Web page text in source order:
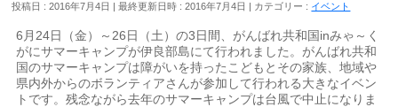
投稿日 : 2016年7月4日 最終更新日時 : 2016年7月4日 カテゴリー : イベント
6月24日（金）～26日（土）の3日間、がんばれ共和国inみゃ～く
がにサマーキャンプが伊良部島にて行われました。がんばれ共和
国のサマーキャンプは障がいを持ったこどもとその家族、地域や
県内外からのボランティアさんが参加して行われる大きなイベン
トです。残念ながら去年のサマーキャンプは台風で中止になりま